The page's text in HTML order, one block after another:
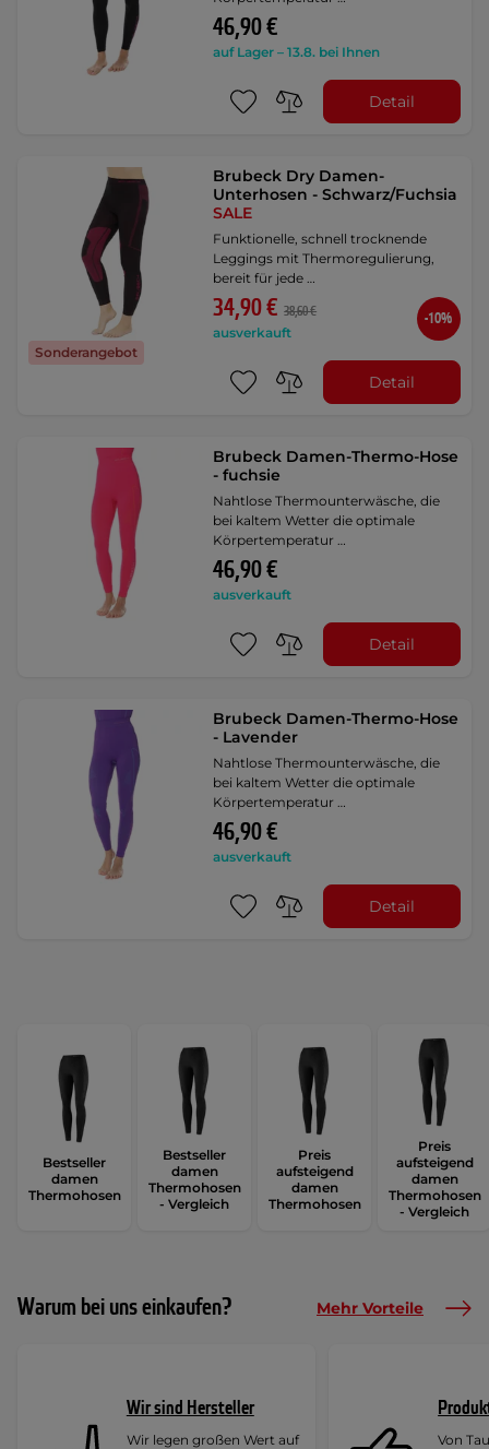
46,90 €
auf Lager – 13.8. bei Ihnen
Detail
Sonderangebot
Brubeck Dry Damen-
Unterhosen - Schwarz/Fuchsia
SALE
Funktionelle, schnell trocknende
Leggings mit Thermoregulierung,
bereit für jede …
34,90 € 38,60 €
ausverkauft
-10%
Detail
Brubeck Damen-Thermo-Hose
- fuchsie
Nahtlose Thermounterwäsche, die
bei kaltem Wetter die optimale
Körpertemperatur …
46,90 €
ausverkauft
Detail
Brubeck Damen-Thermo-Hose
- Lavender
Nahtlose Thermounterwäsche, die
bei kaltem Wetter die optimale
Körpertemperatur …
46,90 €
ausverkauft
Detail
Bestseller
damen
Thermohosen
Bestseller
damen
Thermohosen
- Vergleich
Preis
aufsteigend
damen
Thermohosen
Preis
aufsteigend
damen
Thermohosen
- Vergleich
Warum bei uns einkaufen? Mehr Vorteile
Wir sind Hersteller
Wir legen großen Wert auf
Von